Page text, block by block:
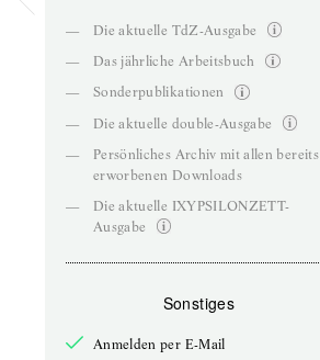
—
Die aktuelle TdZ-Ausgabe
—
Das jährliche Arbeitsbuch
—
Sonderpublikationen
—
Die aktuelle double-Ausgabe
—
Persönliches Archiv mit allen bereits
erworbenen Downloads
—
Die aktuelle IXYPSILONZETT-
Ausgabe
Sonstiges
Anmelden per E-Mail